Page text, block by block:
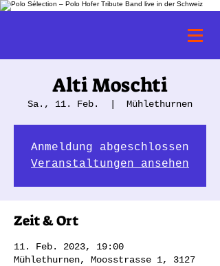
Alti Moschti
Sa., 11. Feb. Mühlethurnen
Anmeldung abgeschlossen
Veranstaltungen ansehen
Zeit & Ort
11. Feb. 2023, 19:00
Mühlethurnen, Moosstrasse 1, 3127